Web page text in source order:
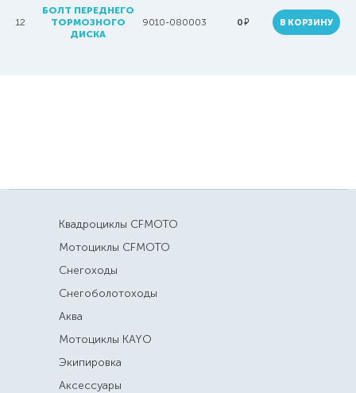
12
БОЛТ ПЕРЕДНЕГО
ТОРМОЗНОГО
ДИСКА
9010-080003 0руб. В КОРЗИНУ
Квадроциклы CFMOTO
Мотоциклы CFMOTO
Снегоходы
Снегоболотоходы
Аква
Мотоциклы KAYO
Экипировка
Аксессуары